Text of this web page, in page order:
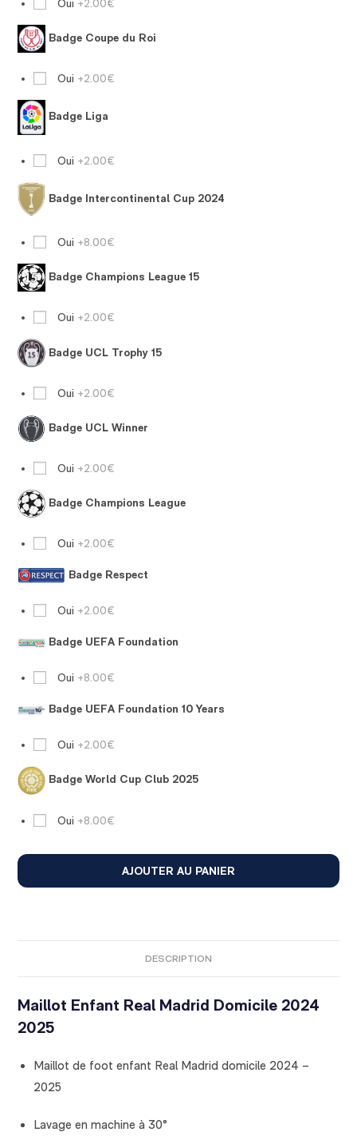
Oui +2.00€
Badge Coupe du Roi
Oui +2.00€
Badge Liga
Oui +2.00€
Badge Intercontinental Cup 2024
Oui +8.00€
Badge Champions League 15
Oui +2.00€
Badge UCL Trophy 15
Oui +2.00€
Badge UCL Winner
Oui +2.00€
Badge Champions League
Oui +2.00€
Badge Respect
Oui +2.00€
Badge UEFA Foundation
Oui +8.00€
Badge UEFA Foundation 10 Years
Oui +2.00€
Badge World Cup Club 2025
Oui +8.00€
AJOUTER AU PANIER
DESCRIPTION
Maillot Enfant Real Madrid Domicile 2024
2025
Maillot de foot enfant Real Madrid domicile 2024 –
2025
Lavage en machine à 30°